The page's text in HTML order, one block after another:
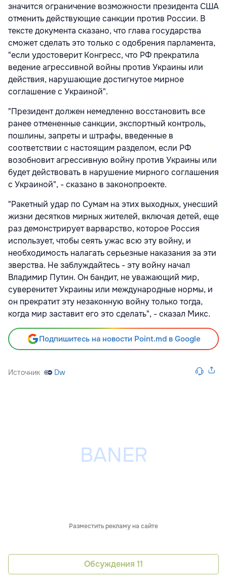
значится ограничение возможности президента США
отменить действующие санкции против России. В
тексте документа сказано, что глава государства
сможет сделать это только с одобрения парламента,
"если удостоверит Конгресс, что РФ прекратила
ведение агрессивной войны против Украины или
действия, нарушающие достигнутое мирное
соглашение с Украиной".
"Президент должен немедленно восстановить все
ранее отмененные санкции, экспортный контроль,
пошлины, запреты и штрафы, введенные в
соответствии с настоящим разделом, если РФ
возобновит агрессивную войну против Украины или
будет действовать в нарушение мирного соглашения
с Украиной", - сказано в законопроекте.
"Ракетный удар по Сумам на этих выходных, унесший
жизни десятков мирных жителей, включая детей, еще
раз демонстрирует варварство, которое Россия
использует, чтобы сеять ужас всю эту войну, и
необходимость налагать серьезные наказания за эти
зверства. Не заблуждайтесь - эту войну начал
Владимир Путин. Он бандит, не уважающий мир,
суверенитет Украины или международные нормы, и
он прекратит эту незаконную войну только тогда,
когда мир заставит его это сделать", - сказал Микс.
Подпишитесь на новости Point.md в Google
Источник Dw
Разместить рекламу на сайте
Обсуждения 11